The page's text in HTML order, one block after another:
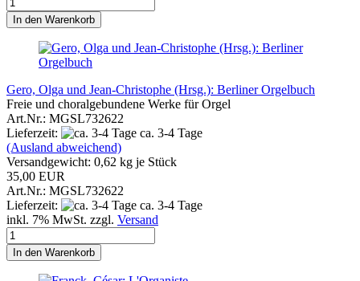
In den Warenkorb
Gero, Olga und Jean-Christophe (Hrsg.): Berliner Orgelbuch
Freie und choralgebundene Werke für Orgel
Art.Nr.: MGSL732622
Lieferzeit:
ca. 3-4 Tage
(Ausland abweichend)
Versandgewicht: 0,62 kg je Stück
35,00 EUR
Art.Nr.: MGSL732622
Lieferzeit:
ca. 3-4 Tage
inkl. 7% MwSt. zzgl. Versand
In den Warenkorb